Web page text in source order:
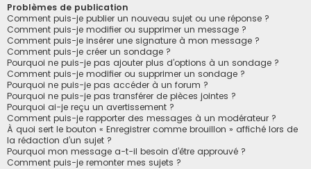
Problèmes de publication
Comment puis-je publier un nouveau sujet ou une réponse ?
Comment puis-je modifier ou supprimer un message ?
Comment puis-je insérer une signature à mon message ?
Comment puis-je créer un sondage ?
Pourquoi ne puis-je pas ajouter plus d’options à un sondage ?
Comment puis-je modifier ou supprimer un sondage ?
Pourquoi ne puis-je pas accéder à un forum ?
Pourquoi ne puis-je pas transférer de pièces jointes ?
Pourquoi ai-je reçu un avertissement ?
Comment puis-je rapporter des messages à un modérateur ?
À quoi sert le bouton « Enregistrer comme brouillon » affiché lors de
la rédaction d’un sujet ?
Pourquoi mon message a-t-il besoin d’être approuvé ?
Comment puis-je remonter mes sujets ?